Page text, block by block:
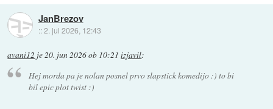
JanBrezov
::2. jul 2026, 12:43
avani12 je20. jun 2026 ob 10:21 izjavil:
Hej morda pa je nolan posnel prvo slapstick komedijo :) to bi
bil epic plot twist :)